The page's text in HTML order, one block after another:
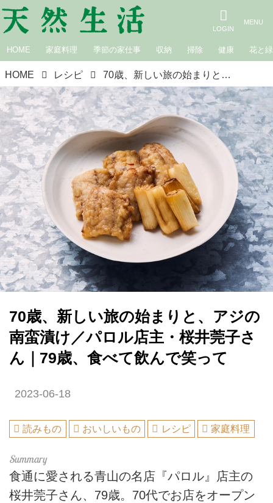
HOME 家庭料理 季節の家仕事 収納 掃除 健康 花と緑
HOME レシピ 70歳、新しい旅の始まりと、アジの南蛮漬け／パロル店主・桜井莞子さん｜79歳、食べて飲んで笑って
70歳、新しい旅の始まりと、アジの
南蛮漬け／パロル店主・桜井莞子さ
ん｜79歳、食べて飲んで笑って
2023-06-18
読みもの おいしいもの レシピ 家庭料理
食通に愛される青山の名店『パロル』店主の
桜井莞子さん、79歳。70代でお店をオープン